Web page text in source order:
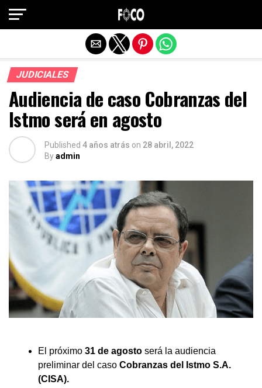
JUDICIALES
Audiencia de caso Cobranzas del
Istmo será en agosto
Published 4 años atrás on 28 abril, 2022
Byadmin
El próximo 31 de agosto será la audiencia
preliminar del caso Cobranzas del Istmo S.A.
(CISA).
Salir de la versión móvil